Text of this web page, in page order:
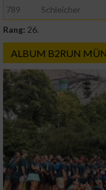
789
Schleicher
Rang: 26.
ALBUM B2RUN